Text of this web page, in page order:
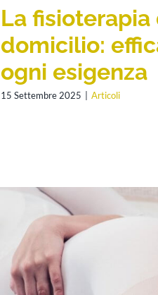
La fisioterapia
domicilio:
ogni esigenza
15 Settembre 2025 Articoli